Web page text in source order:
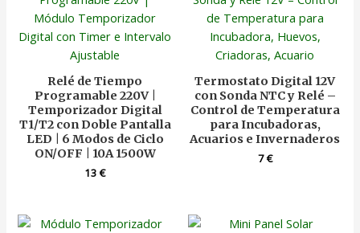
Relé de Tiempo
Programable 220V |
Temporizador Digital
T1/T2 con Doble Pantalla
LED | 6 Modos de Ciclo
ON/OFF | 10A 1500W
13€
Termostato Digital 12V
con Sonda NTC y Relé –
Control de Temperatura
para Incubadoras,
Acuarios e Invernaderos
7€